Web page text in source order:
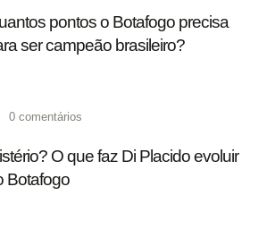
pontos o Botafogo precisa
ser campeão brasileiro?
0 comentários
O que faz Di Placido evoluir
Botafogo